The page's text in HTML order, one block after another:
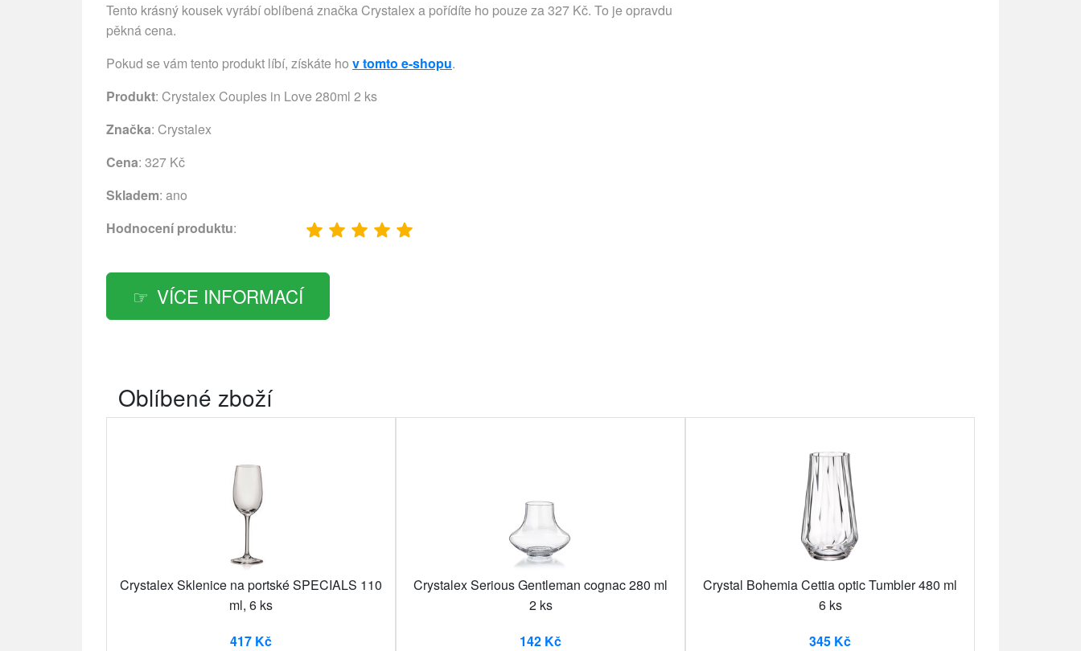
Tento krásný kousek vyrábí oblíbená značka Crystalex a pořídíte ho pouze za 327 Kč. To je opravdu
pěkná cena.
Pokud se vám tento produkt líbí, získáte ho v tomto e-shopu.
Produkt: Crystalex Couples in Love 280ml 2 ks
Značka: Crystalex
Cena: 327 Kč
Skladem: ano
Hodnocení produktu:
VÍCE INFORMACÍ
Oblíbené zboží
Crystalex Sklenice na portské SPECIALS 110
ml, 6 ks
417 Kč
Crystalex Serious Gentleman cognac 280 ml
2 ks
142 Kč
Crystal Bohemia Cettia optic Tumbler 480 ml
6 ks
345 Kč